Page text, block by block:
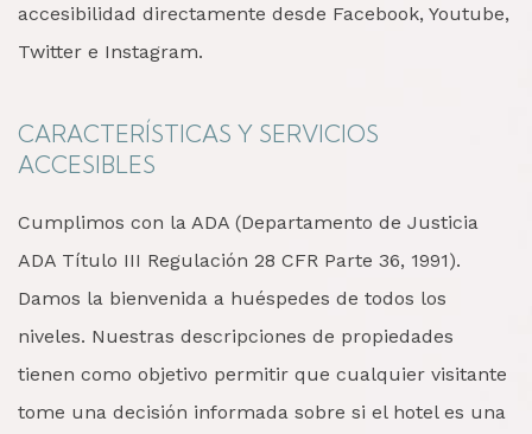
accesibilidad directamente desde Facebook, Youtube,
Twitter e Instagram.
CARACTERÍSTICAS Y SERVICIOS
ACCESIBLES
Cumplimos con la ADA (Departamento de Justicia
ADA Título III Regulación 28 CFR Parte 36, 1991).
Damos la bienvenida a huéspedes de todos los
niveles. Nuestras descripciones de propiedades
tienen como objetivo permitir que cualquier visitante
tome una decisión informada sobre si el hotel es una